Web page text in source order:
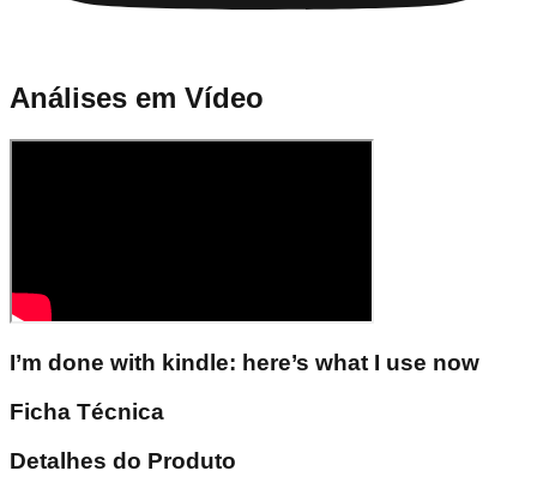
Análises em Vídeo
I’m done with kindle: here’s what I use now
Ficha Técnica
Detalhes do Produto